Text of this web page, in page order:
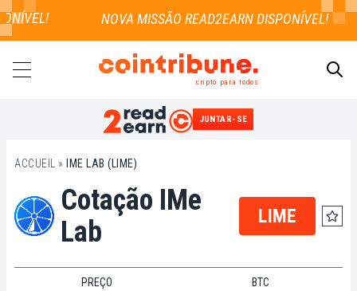
cripto para todos
JUNTAR-SE
ACCUEIL » IME LAB (LIME)
Cotação IMe
Lab
LIME
PREÇO
BTC